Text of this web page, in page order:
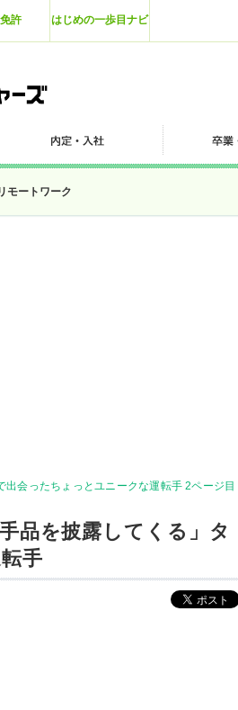
許 はじめの一歩目ナビ
モートワーク
会ったちょっとユニークな運転手 2ページ目
品を披露してくる」タ
手